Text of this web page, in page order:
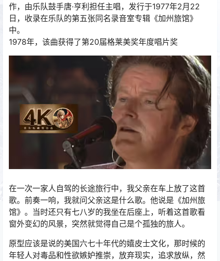
作，由乐队鼓手唐·亨利担任主唱，发行于1977年2月22
日，收录在乐队的第五张同名录音室专辑《加州旅馆》
中。
1978年，该曲获得了第20届格莱美奖年度唱片奖
在一次一家人自驾的长途旅行中，我父亲在车上放了这首
歌。前奏一响，我就问父亲这是什么歌。他说是《加州旅
馆》。当时还只有七八岁的我坐在后座上，听着这首歌看
窗外变幻的风景，突然就觉得自己是个孤独的旅人。
原型应该是说的美国六七十年代的嬉皮士文化，那时候的
年轻人对毒品和性欲嫉妒推崇，放弃现实，追求放纵，然